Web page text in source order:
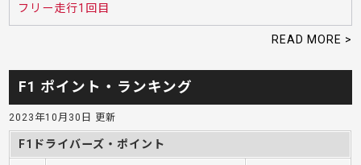
フリー走行1回目
READ MORE >
F1 ポイント・ランキング
2023年10月30日 更新
F1ドライバーズ・ポイント